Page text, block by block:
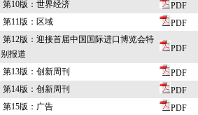
第10版：世界经济
PDF
第11版：区域
PDF
第12版：迎接首届中国国际进口博览会特
别报道
PDF
第13版：创新周刊
PDF
第14版：创新周刊
PDF
第15版：广告
PDF